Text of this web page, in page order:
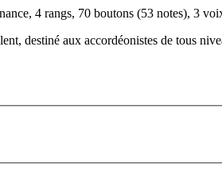
4 rangs, 70 boutons (53 notes), 3
destiné aux accordéonistes de tous